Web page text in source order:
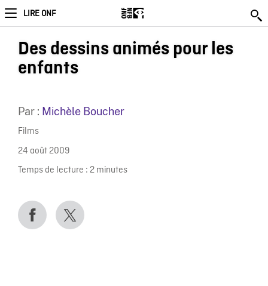
LIRE ONF
Des dessins animés pour les
enfants
Par : Michèle Boucher
Films
24 août 2009
Temps de lecture : 2 minutes